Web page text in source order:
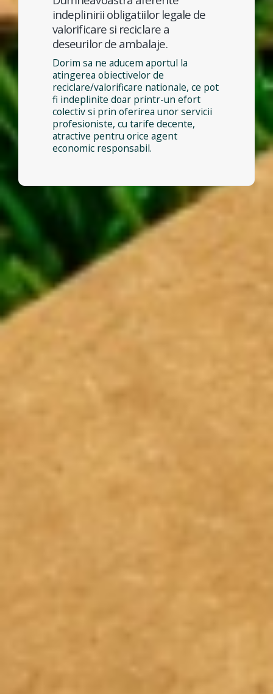
indeplinirii obligatiilor legale de
valorificare si reciclare a
deseurilor de ambalaje.
Dorim sa ne aducem aportul la
atingerea obiectivelor de
reciclare/valorificare nationale, ce pot
fi indeplinite doar printr-un efort
colectiv si prin oferirea unor servicii
profesioniste, cu tarife decente,
atractive pentru orice agent
economic responsabil.